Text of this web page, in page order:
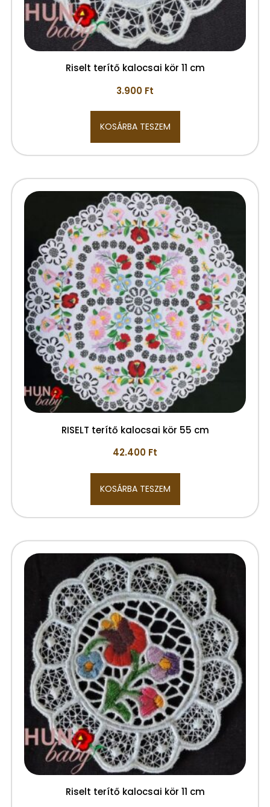
Riselt terítő kalocsai kör 11 cm
3.900 Ft
KOSÁRBA TESZEM
RISELT terítő kalocsai kör 55 cm
42.400 Ft
KOSÁRBA TESZEM
Riselt terítő kalocsai kör 11 cm